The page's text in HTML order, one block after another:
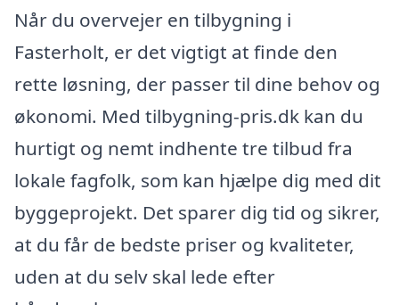
Når du overvejer en tilbygning i
Fasterholt, er det vigtigt at finde den
rette løsning, der passer til dine behov og
økonomi. Med tilbygning-pris.dk kan du
hurtigt og nemt indhente tre tilbud fra
lokale fagfolk, som kan hjælpe dig med dit
byggeprojekt. Det sparer dig tid og sikrer,
at du får de bedste priser og kvaliteter,
uden at du selv skal lede efter